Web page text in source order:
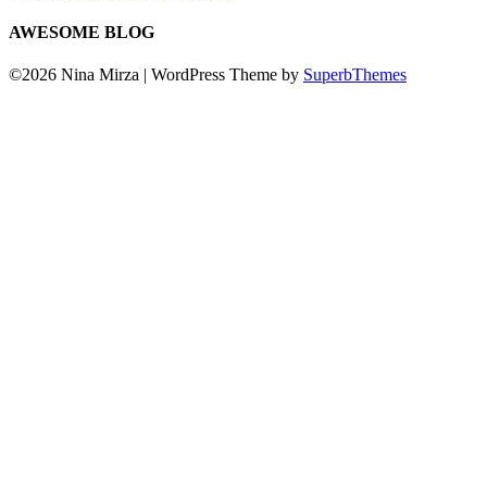
AWESOME BLOG
©2026 Nina Mirza | WordPress Theme by SuperbThemes